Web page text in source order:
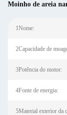
Moinho de areia
1Nome:
2Capacidade de
3Potência do motor:
4Fonte de energia:
5Material exterior da